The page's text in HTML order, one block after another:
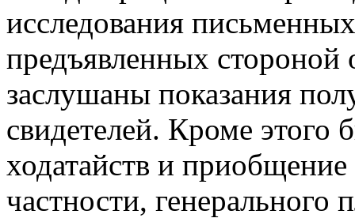
исследования письменных
предъявленных
заслушаны показания
свидетелей. Кроме этого
ходатайств и
частности, генерального